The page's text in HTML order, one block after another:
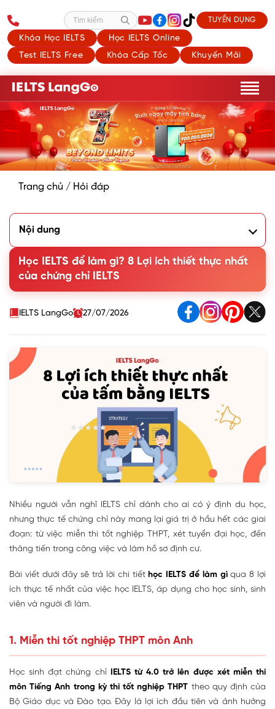
Khóa Học IELTS
Học IELTS Online
Test IELTS Free
Khóa Cấp Tốc Khuyến Mãi
Tìm kiếm TUYỂN DỤNG
Trang chủ / Hỏi đáp
Nội dung
2. Xét tuyển thẳng/ cộng điểm ưu tiên đại học
3. Miễn học phần tiếng Anh tại đại học và chuẩn đầu ra tốt
nghiệp
4. Học bổng du học
6. Đạt tiêu chuẩn xét hồ sơ định cư nước ngoài
8. Tự tin giao tiếp quốc tế, mở rộng mạng lưới quan hệ
9. Câu hỏi thường gặp về những lợi ích khi học IELTS
Học IELTS để làm gì? 8 Lợi ích thiết thực nhất
của chứng chỉ IELTS
IELTS LangGo 27/07/2026
Nhiều người vẫn nghĩ IELTS chỉ dành cho ai có ý định du học,
nhưng thực tế chứng chỉ này mang lại giá trị ở hầu hết các giai
đoạn: từ việc miễn thi tốt nghiệp THPT, xét tuyển đại học, đến
thăng tiến trong công việc và làm hồ sơ định cư.
Bài viết dưới đây sẽ trả lời chi tiết học IELTS để làm gìqua 8 lợi
ích thực tế nhất của việc học IELTS, áp dụng cho học sinh, sinh
viên và người đi làm.
1. Miễn thi tốt nghiệp THPT môn Anh
Học sinh đạt chứng chỉ
IELTS từ 4.0 trở lên được xét miễn thi
môn Tiếng Anh trong kỳ thi tốt nghiệp THPT theo quy định của
Bộ Giáo dục và Đào tạo. Đây là lợi ích đầu tiên và ảnh hưởng